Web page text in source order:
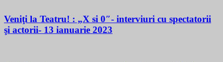
Veniţi la Teatru! : „X si 0″- interviuri cu spectatorii
şi actorii- 13 ianuarie 2023